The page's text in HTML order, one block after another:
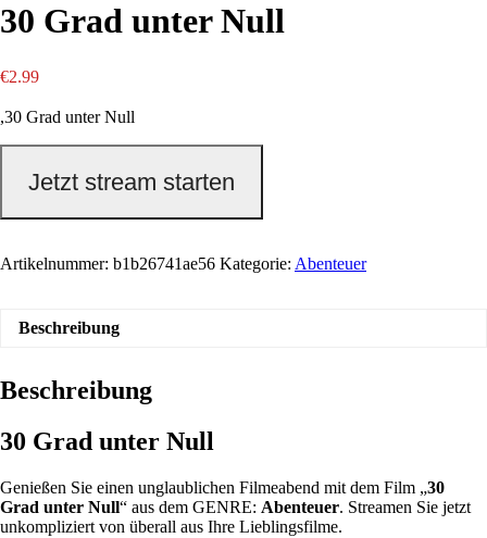
30 Grad unter Null
€2.99
,30 Grad unter Null
Jetzt stream starten
Artikelnummer: b1b26741ae56 Kategorie: Abenteuer
Beschreibung
Beschreibung
30 Grad unter Null
Genießen Sie einen unglaublichen Filmeabend mit dem Film „30
Grad unter Null“ aus dem GENRE: Abenteuer. Streamen Sie jetzt
unkompliziert von überall aus Ihre Lieblingsfilme.